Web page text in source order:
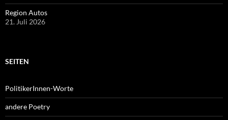
Region Autos
21. Juli 2026
SEITEN
PolitikerInnen-Worte
andere Poetry